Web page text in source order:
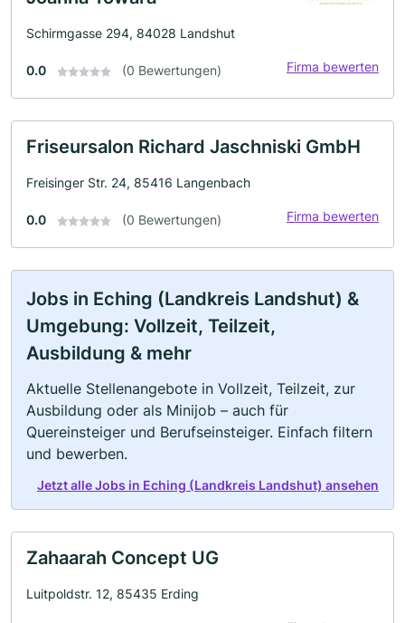
Schirmgasse 294, 84028 Landshut
0.0 (0 Bewertungen) Firma bewerten
Friseursalon Richard Jaschniski GmbH
Freisinger Str. 24, 85416 Langenbach
0.0 (0 Bewertungen) Firma bewerten
Jobs in Eching (Landkreis Landshut) &
Umgebung: Vollzeit, Teilzeit,
Ausbildung & mehr
Aktuelle Stellenangebote in Vollzeit, Teilzeit, zur
Ausbildung oder als Minijob – auch für
Quereinsteiger und Berufseinsteiger. Einfach filtern
und bewerben.
Jetzt alle Jobs in Eching (Landkreis Landshut) ansehen
Zahaarah Concept UG
Luitpoldstr. 12, 85435 Erding